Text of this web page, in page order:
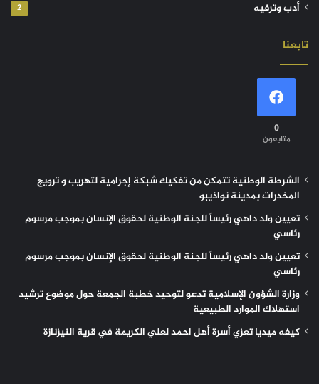
أدب وترفيه 2
تابعنا
0
متابعون
الشرطة الوطنية تتمكن من تفكيك شبكة إجرامية لتهريب و ترويج
المخدرات بمدينة نواذيبو
تعيين ولد داهي رئيساً للجنة الوطنية لحقوق الإنسان بموجب مرسوم
رئاسي
تعيين ولد داهي رئيساً للجنة الوطنية لحقوق الإنسان بموجب مرسوم
رئاسي
وزارة الشؤون الإسلامية تدعو لتوحيد خطبة الجمعة حول موضوع ترشيد
استهلاك الموارد الطبيعية
كيفه ميديا تعزي أسرة أهل احمد لعلي الكريمة في قرية النيزنازة